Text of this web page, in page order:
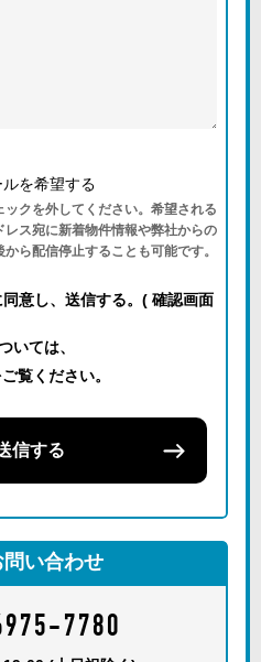
を希望する
クを外してください。希望される
ス宛に新着物件情報や弊社からの
ら配信停止することも可能です。
意し、送信する。( 確認画面
いては、
覧ください。
信する
い合わせ
7780